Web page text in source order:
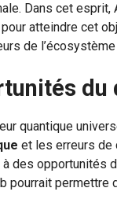
Dans cet
pour atteindre cet
de
du
quantique
et les erreurs de
des opportunités
pourrait